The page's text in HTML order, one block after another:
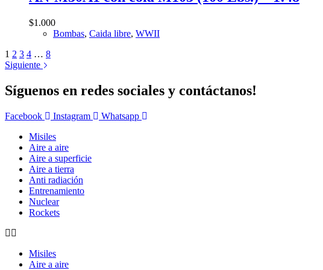
$1.000
Bombas, Caida libre, WWII
1 2 3 4 … 8
Siguiente
Síguenos en redes sociales y contáctanos!
Facebook Instagram
Whatsapp
Misiles
Aire a aire
Aire a superficie
Aire a tierra
Anti radiación
Entrenamiento
Nuclear
Rockets
Misiles
Aire a aire